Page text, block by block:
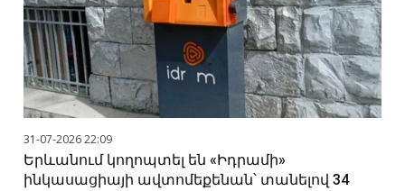
31-07-2026 22:09
Երևանում կողոպտել են «Իդրամի»
ինկասացիայի ավտոմեքենան՝ տանելով 34